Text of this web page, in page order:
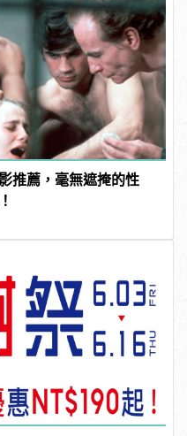
推薦，毫無遮掩的性